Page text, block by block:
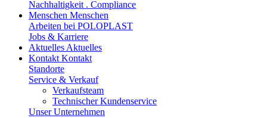
Nachhaltigkeit . Compliance
Menschen Menschen
Arbeiten bei POLOPLAST
Jobs & Karriere
Aktuelles Aktuelles
Kontakt Kontakt
Standorte
Service & Verkauf
Verkaufsteam
Technischer Kundenservice
Unser Unternehmen